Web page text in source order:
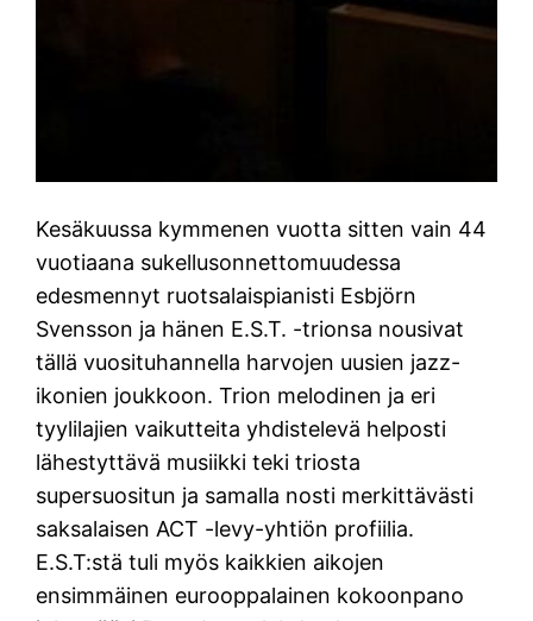
Kesäkuussa kymmenen vuotta sitten vain 44
vuotiaana sukellusonnettomuudessa
edesmennyt ruotsalaispianisti Esbjörn
Svensson ja hänen E.S.T. -trionsa nousivat
tällä vuosituhannella harvojen uusien jazz-
ikonien joukkoon. Trion melodinen ja eri
tyylilajien vaikutteita yhdistelevä helposti
lähestyttävä musiikki teki triosta
supersuositun ja samalla nosti merkittävästi
saksalaisen ACT -levy-yhtiön profiilia.
E.S.T:stä tuli myös kaikkien aikojen
ensimmäinen eurooppalainen kokoonpano